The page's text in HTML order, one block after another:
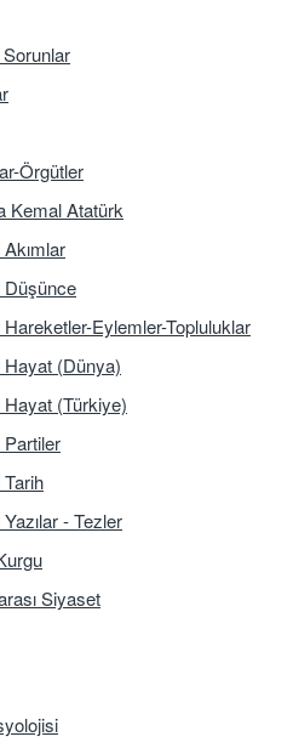
Örgütler
Kemal Atatürk
Eylemler-Topluluklar
(Dünya)
(Türkiye)
- Tezler
Siyaset